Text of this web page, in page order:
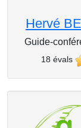
Hervé
Guide-
18 évals